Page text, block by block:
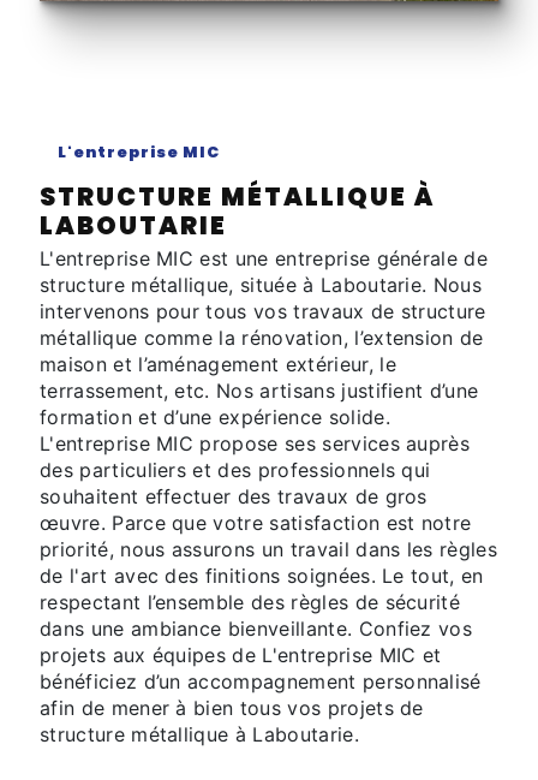
L'entreprise MIC
STRUCTURE MÉTALLIQUE À
LABOUTARIE
L'entreprise MIC est une entreprise générale de
structure métallique, située à Laboutarie. Nous
intervenons pour tous vos travaux de structure
métallique comme la rénovation, l’extension de
maison et l’aménagement extérieur, le
terrassement, etc. Nos artisans justifient d’une
formation et d’une expérience solide.
L'entreprise MIC propose ses services auprès
des particuliers et des professionnels qui
souhaitent effectuer des travaux de gros
œuvre. Parce que votre satisfaction est notre
priorité, nous assurons un travail dans les règles
de l'art avec des finitions soignées. Le tout, en
respectant l’ensemble des règles de sécurité
dans une ambiance bienveillante. Confiez vos
projets aux équipes de L'entreprise MIC et
bénéficiez d’un accompagnement personnalisé
afin de mener à bien tous vos projets de
structure métallique à Laboutarie.